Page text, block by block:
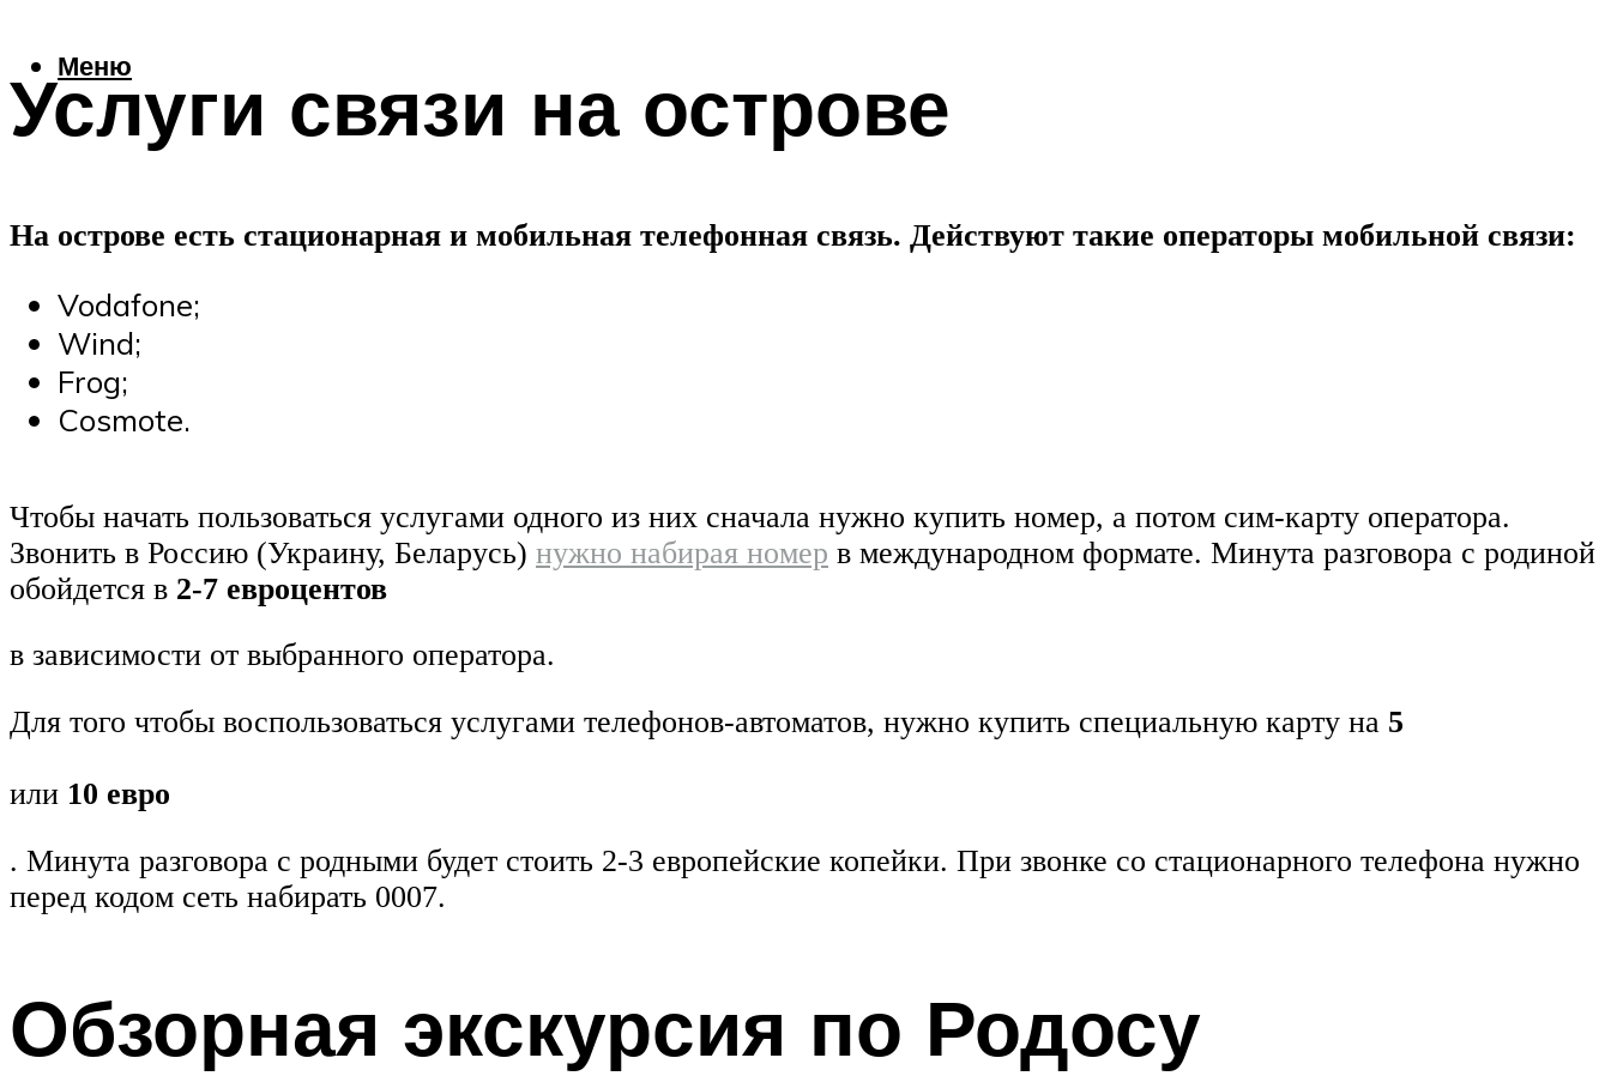
Меню
Услуги связи на острове
На острове есть стационарная и мобильная телефонная связь. Действуют такие операторы мобильной связи:
Vodafone;
Wind;
Frog;
Cosmote.
Чтобы начать пользоваться услугами одного из них сначала нужно купить номер, а потом сим-карту оператора.
Звонить в Россию (Украину, Беларусь) нужно набирая номер в международном формате. Минута разговора с родиной
обойдется в 2-7 евроцентов
в зависимости от выбранного оператора.
Для того чтобы воспользоваться услугами телефонов-автоматов, нужно купить специальную карту на 5
или 10 евро
. Минута разговора с родными будет стоить 2-3 европейские копейки. При звонке со стационарного телефона нужно
перед кодом сеть набирать 0007.
Обзорная экскурсия по Родосу